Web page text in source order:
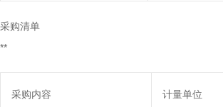
采购清单
**
采购内容 计量单位